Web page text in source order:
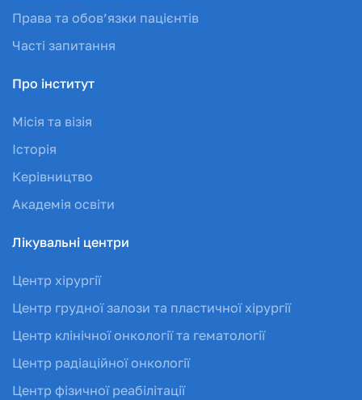
Права та обов’язки пацієнтів
Часті запитання
Про інститут
Місія та візія
Історія
Керівництво
Академія освіти
Лікувальні центри
Центр хірургії
Центр грудної залози та пластичної хірургії
Центр клінічної онкології та гематології
Центр радіаційної онкології
Центр фізичної реабілітації